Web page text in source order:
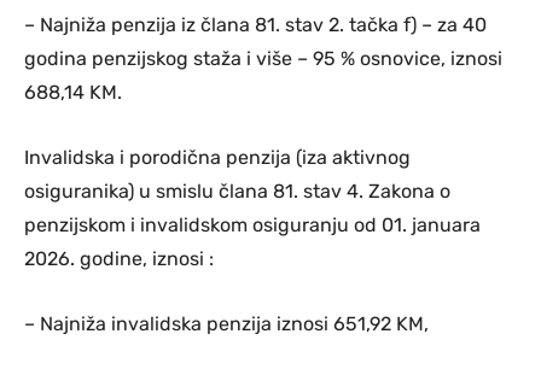
– Najniža penzija iz člana 81. stav 2. tačka f) – za 40
godina penzijskog staža i više – 95 % osnovice, iznosi
688,14 KM.
Invalidska i porodična penzija (iza aktivnog
osiguranika) u smislu člana 81. stav 4. Zakona o
penzijskom i invalidskom osiguranju od 01. januara
2026. godine, iznosi :
– Najniža invalidska penzija iznosi 651,92 KM,